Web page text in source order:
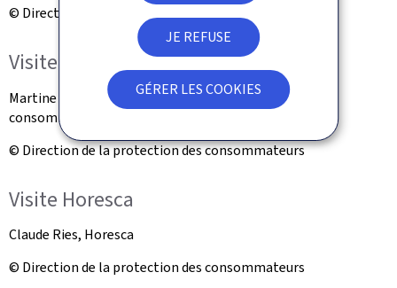
JE REFUSE
GÉRER LES COOKIES
© Direction de la protection des consommateurs
Visite Horesca
Martine Hansen, ministre de la Protection des
consommateurs
© Direction de la protection des consommateurs
Visite Horesca
Claude Ries, Horesca
© Direction de la protection des consommateurs